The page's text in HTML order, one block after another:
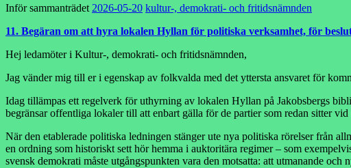
Inför sammanträdet 2026-05-20 kultur-, demokrati- och fritidsnämnden
11. Begäran om att hyra lokalen Hyllan för politiska verksamhet, för
Hej ledamöter i Kultur-, demokrati- och fritidsnämnden,
Jag vänder mig till er i egenskap av folkvalda med det yttersta ansvaret för
Idag tillämpas ett regelverk för uthyrning av lokalen Hyllan på Jakobsbergs
begränsar offentliga lokaler till att enbart gälla för de partier som redan sitter
När den etablerade politiska ledningen stänger ute nya politiska rörelser från
en ordning som historiskt sett hör hemma i auktoritära regimer – som
svensk demokrati måste utgångspunkten vara den motsatta: att utmanande